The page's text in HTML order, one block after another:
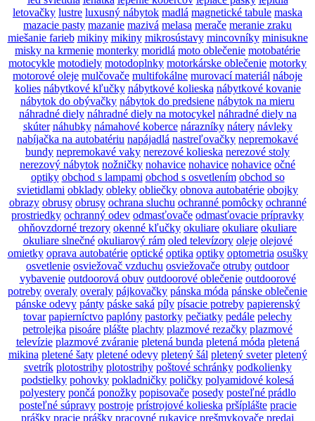
letovačky lustre luxusný nábytok madlá magnetické tabule maska
mazacie pasty mazanie mazivá melasa merače meranie zraku
miešanie farieb mikiny mikiny mikrosústavy mincovníky minisukne
misky na krmenie monterky moridlá moto oblečenie motobatérie
motocykle motodiely motodoplnky motorkárske oblečenie motorky
motorové oleje mulčovače multifokálne murovací materiál náboje
kolies nábytkové kľučky nábytkové kolieska nábytkové kovanie
nábytok do obývačky nábytok do predsiene nábytok na mieru
náhradné diely náhradné diely na motocykel náhradné diely na
skúter náhubky námahové koberce nárazníky nátery návleky
nabíjačka na autobatériu napájadlá nastreľovačky nepremokavé
bundy nepremokavé vaky nerezové kolieska nerezové stoly
nerezový nábytok nožničky nohavice nohavice nohavice očné
optiky obchod s lampami obchod s osvetlením obchod so
svietidlami obklady obleky obliečky obnova autobatérie obojky
obrazy obrusy obrusy ochrana sluchu ochranné pomôcky ochranné
prostriedky ochranný odev odmasťovače odmasťovacie prípravky
ohňovzdorné trezory okenné kľučky okuliare okuliare okuliare
okuliare slnečné okuliarový rám oled televízory oleje olejové
omietky oprava autobatérie optické optika optiky optometria osušky
osvetlenie osviežovač vzduchu osviežovače otruby outdoor
vybavenie outdoorová obuv outdoorové oblečenie outdoorové
potreby overaly overaly pájkovačky pánska móda pánske oblečenie
pánske odevy pánty páske saká píly písacie potreby papierenský
tovar papierníctvo paplóny pastorky pečiatky pedále pelechy
petrolejka pisoáre plášte plachty plazmové rezačky plazmové
televízie plazmové zváranie pletená bunda pletená móda pletená
mikina pletené šaty pletené odevy pletený šál pletený sveter pletený
svetrík plotostrihy plotostrihy poštové schránky podkolienky
podstielky pohovky pokladničky poličky polyamidové kolesá
polyestery pončá ponožky popisovače posedy posteľné prádlo
posteľné súpravy postroje prístrojové kolieska pršíplášte pracie
prášky pracie prášky pracovné rukavice prešmykovače predaj